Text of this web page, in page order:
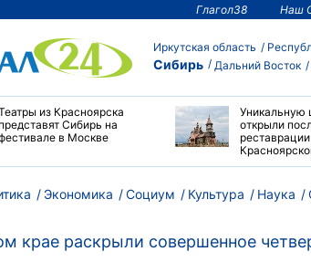
Глагол38 Наш
Иркутская область
Сибирь Дальний Восток
из Красноярска
представят Сибирь на
в Москве
Уникальную
открыли
Экономика Социум Культура Наука
крае раскрыли совершенное